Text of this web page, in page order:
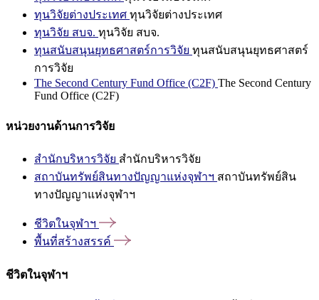
ทุนวิจัยต่างประเทศ ทุนวิจัยต่างประเทศ
ทุนวิจัย สบจ. ทุนวิจัย สบจ.
ทุนสนับสนุนยุทธศาสตร์การวิจัย ทุนสนับสนุนยุทธศาสตร์
การวิจัย
The Second Century Fund Office (C2F) The Second Century
Fund Office (C2F)
หน่วยงานด้านการวิจัย
สำนักบริหารวิจัย สำนักบริหารวิจัย
สถาบันทรัพย์สินทางปัญญาแห่งจุฬาฯ สถาบันทรัพย์สิน
ทางปัญญาแห่งจุฬาฯ
ชีวิตในจุฬาฯ
พื้นที่สร้างสรรค์
ชีวิตในจุฬาฯ